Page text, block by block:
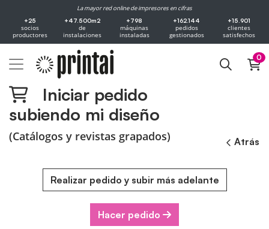
La mayor red online de impresores en cifras
+25
socios
productores
+47.500m2
de
instalaciones
+798
máquinas
instaladas
+162.144
pedidos
gestionados
+15.901
clientes
satisfechos
0
Iniciar pedido
subiendo mi diseño
(Catálogos y revistas grapados) Atrás
Realizar pedido y subir más adelante
Hacer pedido